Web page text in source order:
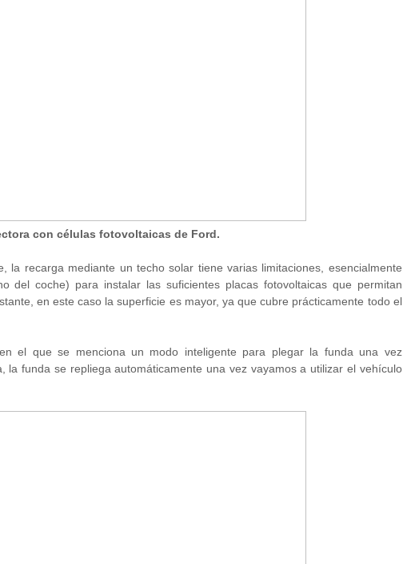
con células fotovoltaicas de Ford.
la recarga mediante un techo solar tiene varias limitaciones, esencialmente
del coche) para instalar las suficientes placas fotovoltaicas que permitan
en este caso la superficie es mayor, ya que cubre prácticamente todo el
el que se menciona un modo inteligente para plegar la funda una vez
la funda se repliega automáticamente una vez vayamos a utilizar el vehículo